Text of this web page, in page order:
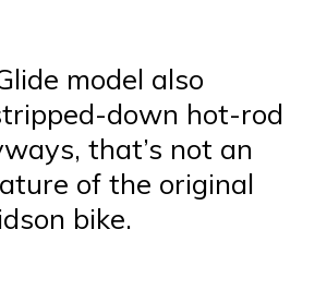
model also
down hot-rod
that’s not an
of the original
bike.